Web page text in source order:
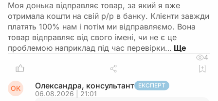
Моя донька відправляє товар, за який я вже
отримала кошти на свій р/р в банку. Клієнти завжди
платять 100% нам і потім ми відправляємо. Вона
товар відправляє від свого імені, чи не є це
проблемою наприклад під час перевірки…
4
ОК Олександра, консультант ЕКСПЕРТ
06.08.2026 | 21:01